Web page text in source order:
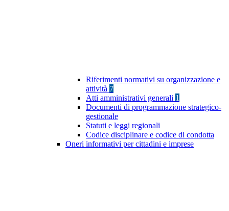
Riferimenti normativi su organizzazione e
attività 7
Atti amministrativi generali 1
Documenti di programmazione strategico-
gestionale
Statuti e leggi regionali
Codice disciplinare e codice di condotta
Oneri informativi per cittadini e imprese